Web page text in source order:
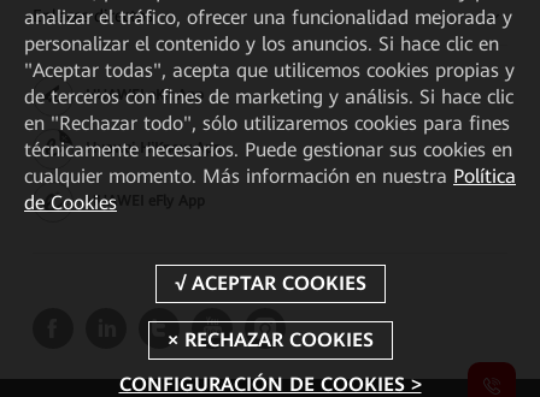
Enlaces directos
HUAWEI eKit App
Huawei HiKnow App
HUAWEI eFly App
analizar el tráfico, ofrecer una funcionalidad mejorada y
personalizar el contenido y los anuncios. Si hace clic en
"Aceptar todas", acepta que utilicemos cookies propias y
de terceros con fines de marketing y análisis. Si hace clic
en "Rechazar todo", sólo utilizaremos cookies para fines
técnicamente necesarios. Puede gestionar sus cookies en
cualquier momento. Más información en nuestra Política
de Cookies
CONFIGURACIÓN DE COOKIES >